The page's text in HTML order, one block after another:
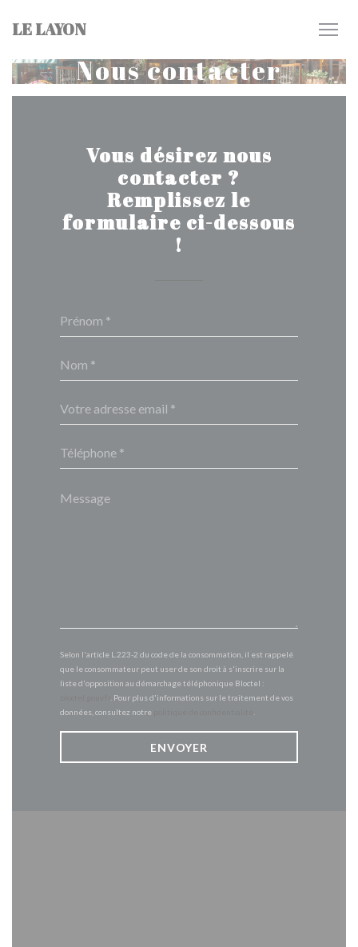
LE LAYON
Nous contacter
Vous désirez nous
contacter ?
Remplissez le
formulaire ci-dessous
!
Selon l'article L.223-2 du code de la consommation, il est rappelé
que le consommateur peut user de son droit à s'inscrire sur la
liste d'opposition au démarchage téléphonique Bloctel :
. Pour plus d'informations sur le traitement de vos
données, consultez notre